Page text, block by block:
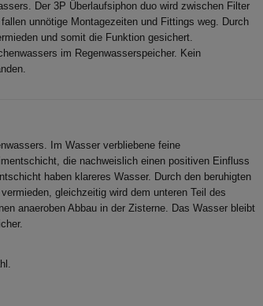
Der 3P Überlaufsiphon duo wird zwischen Filter
unnötige Montagezeiten und Fittings weg. Durch
und somit die Funktion gesichert.
im Regenwasserspeicher. Kein
Im Wasser verbliebene feine
die nachweislich einen positiven Einfluss
haben klareres Wasser. Durch den beruhigten
gleichzeitig wird dem unteren Teil des
anaeroben Abbau in der Zisterne. Das Wasser bleibt